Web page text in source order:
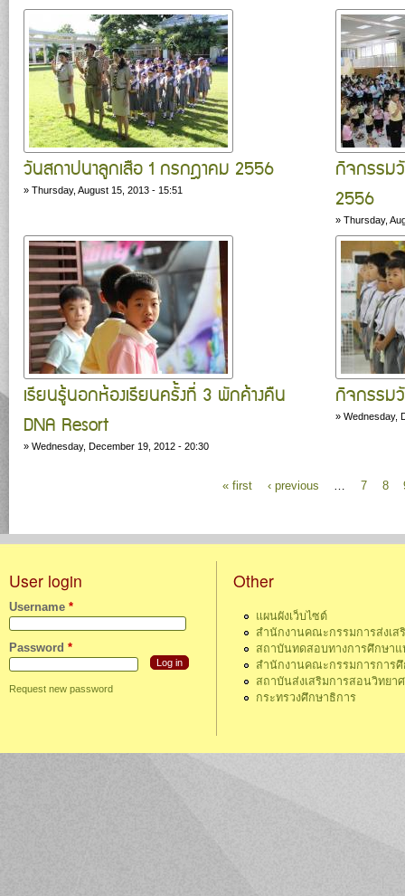
วันสถาปนาลูกเสือ 1 กรกฎาคม 2556
» Thursday, August 15, 2013 - 15:51
กิจกรรม
2556
» Thursday,
เรียนรู้นอกห้องเรียนครั้งที่ 3 พักค้างคืน
DNA Resort
» Wednesday, December 19, 2012 - 20:30
กิจกรรม
» Wednesday,
« first ‹ previous 7 8
User login
Username *
Password *
Request new password
Other
แผนผังเว็บไซต์
สำนักงานคณะกรรมการส่งเ
สถาบันทดสอบทางการศึกษา
สำนักงานคณะกรรมการการ
สถาบันส่งเสริมการสอนวิทยา
กระทรวงศึกษาธิการ